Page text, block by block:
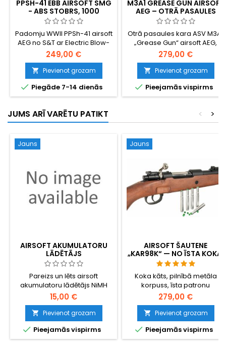
PPSH-41 EBB AIRSOFT SMG
- ABS STOBRS, 1000
PATRONU CILINDRS,
AIZMUGURĒJAIS IZPLŪDES
TRIECIENS
Padomju WWII PPSh-41 airsoft
AEG no S&T ar Electric Blow-
Back reālistiskai aizvara
darbībai. ABS polimēra
stobrs, metāla augšdaļa, 1000
patronu tērauda cilindra
magazīns, pusautomāts un
pilnpiedziņa. ~300 FPS / 1,4 J.
249,00 €
 Pievienot grozam
 Piegāde 7-14 dienās
M3A1 GREASE GUN AIRSOFT
AEG – OTRĀ PASAULES
KARA METĀLA SMG, 500
PATRONU LIELAS IETILPĪBAS
MAGAZĪNA
Otrā pasaules kara ASV M3A1
„Grease Gun“ airsoft AEG,
pilnībā metāla — alumīnija un
tērauda konstrukcija,
specializēta pārnesumkārba,
500 patronu lielas ietilpības
magazīna, regulējams hop-
up, ~1,34 J. Kompaktais 508
raksturoja amerikāņu
karavīru apbruņojumu kara
279,00 €
 Pievienot grozam
 Pieejamās vispirms
JUMS ARĪ VARĒTU PATIKT >
<
Jauns
AIRSOFT AKUMULATORU
LĀDĒTĀJS
Pareizs un lēts airsoft
akumulatoru lādētājs NiMH
akumulatoriem
15,00 €
 Pievienot grozam
 Pieejamās vispirms
Jauns
AIRSOFT ŠAUTENE
„KAR98K“ — NO ĪSTA KOKA,
AR PATRONU IZMETĒJU,
OTRĀ PASAULES KARA
VĀCU ARMIJAS DIENESTA
ŠAUTENE
Koka kāts, pilnībā metāla
korpuss, īsta patronu
izmešana — visreālākā
Kar98k airsoft replika.
Pavasara mehānisma
bultskrūves darbība, 1120 mm
garš, 3,0 kg, 500 mm šaurā
stobra diametrs (6,02 mm),
279,00 €
 Pievienot grozam
 Pieejamās vispirms